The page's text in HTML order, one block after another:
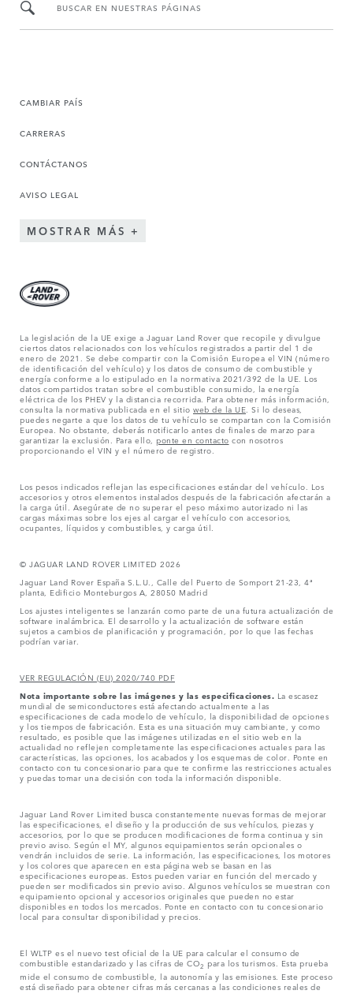
BUSCAR EN NUESTRAS PÁGINAS
CAMBIAR PAÍS
CARRERAS
CONTÁCTANOS
AVISO LEGAL
MOSTRAR MÁS
La legislación de la UE exige a Jaguar Land Rover que recopile y divulgue
ciertos datos relacionados con los vehículos registrados a partir del 1 de
enero de 2021. Se debe compartir con la Comisión Europea el VIN (número
de identificación del vehículo) y los datos de consumo de combustible y
energía conforme a lo estipulado en la normativa 2021/392 de la UE. Los
datos compartidos tratan sobre el combustible consumido, la energía
eléctrica de los PHEV y la distancia recorrida. Para obtener más información,
consulta la normativa publicada en el sitio web de la UE . Si lo deseas,
puedes negarte a que los datos de tu vehículo se compartan con la Comisión
Europea. No obstante, deberás notificarlo antes de finales de marzo para
garantizar la exclusión. Para ello, ponte en contacto con nosotros
proporcionando el VIN y el número de registro.
Los pesos indicados reflejan las especificaciones estándar del vehículo. Los
accesorios y otros elementos instalados después de la fabricación afectarán a
la carga útil. Asegúrate de no superar el peso máximo autorizado ni las
cargas máximas sobre los ejes al cargar el vehículo con accesorios,
ocupantes, líquidos y combustibles, y carga útil.
© JAGUAR LAND ROVER LIMITED 2026
Jaguar Land Rover España S.L.U., Calle del Puerto de Somport 21-23, 4ª
planta, Edificio Monteburgos A, 28050 Madrid
Los ajustes inteligentes se lanzarán como parte de una futura actualización de
software inalámbrica. El desarrollo y la actualización de software están
sujetos a cambios de planificación y programación, por lo que las fechas
podrían variar.
VER REGULACIÓN (EU) 2020/740 PDF
Nota importante sobre las imágenes y las especificaciones. La escasez
mundial de semiconductores está afectando actualmente a las
especificaciones de cada modelo de vehículo, la disponibilidad de opciones
y los tiempos de fabricación. Esta es una situación muy cambiante, y como
resultado, es posible que las imágenes utilizadas en el sitio web en la
actualidad no reflejen completamente las especificaciones actuales para las
características, las opciones, los acabados y los esquemas de color. Ponte en
contacto con tu concesionario para que te confirme las restricciones actuales
y puedas tomar una decisión con toda la información disponible.
Jaguar Land Rover Limited busca constantemente nuevas formas de mejorar
las especificaciones, el diseño y la producción de sus vehículos, piezas y
accesorios, por lo que se producen modificaciones de forma continua y sin
previo aviso. Según el MY, algunos equipamientos serán opcionales o
vendrán incluidos de serie. La información, las especificaciones, los motores
y los colores que aparecen en esta página web se basan en las
especificaciones europeas. Estos pueden variar en función del mercado y
pueden ser modificados sin previo aviso. Algunos vehículos se muestran con
equipamiento opcional y accesorios originales que pueden no estar
disponibles en todos los mercados. Ponte en contacto con tu concesionario
local para consultar disponibilidad y precios.
El WLTP es el nuevo test oficial de la UE para calcular el consumo de
combustible estandarizado y las cifras de CO2 para los turismos. Esta prueba
mide el consumo de combustible, la autonomía y las emisiones. Este proceso
está diseñado para obtener cifras más cercanas a las condiciones reales de